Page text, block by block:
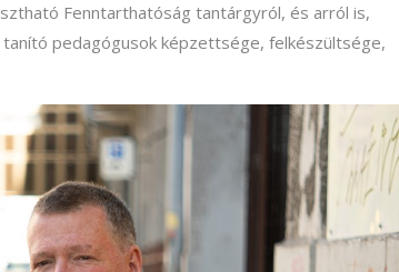
Fenntarthatóság tantárgyról, és arról is,
pedagógusok képzettsége, felkészültsége,